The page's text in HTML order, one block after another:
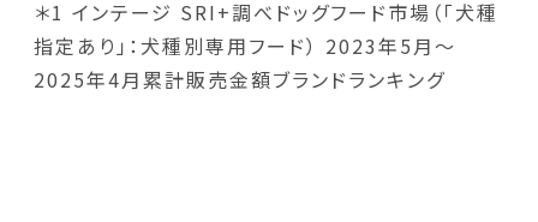
＊1 インテージ SRI+調べドッグフード市場（「犬種
指定あり」：犬種別専用フード） 2023年5月～
2025年4月累計販売金額ブランドランキング